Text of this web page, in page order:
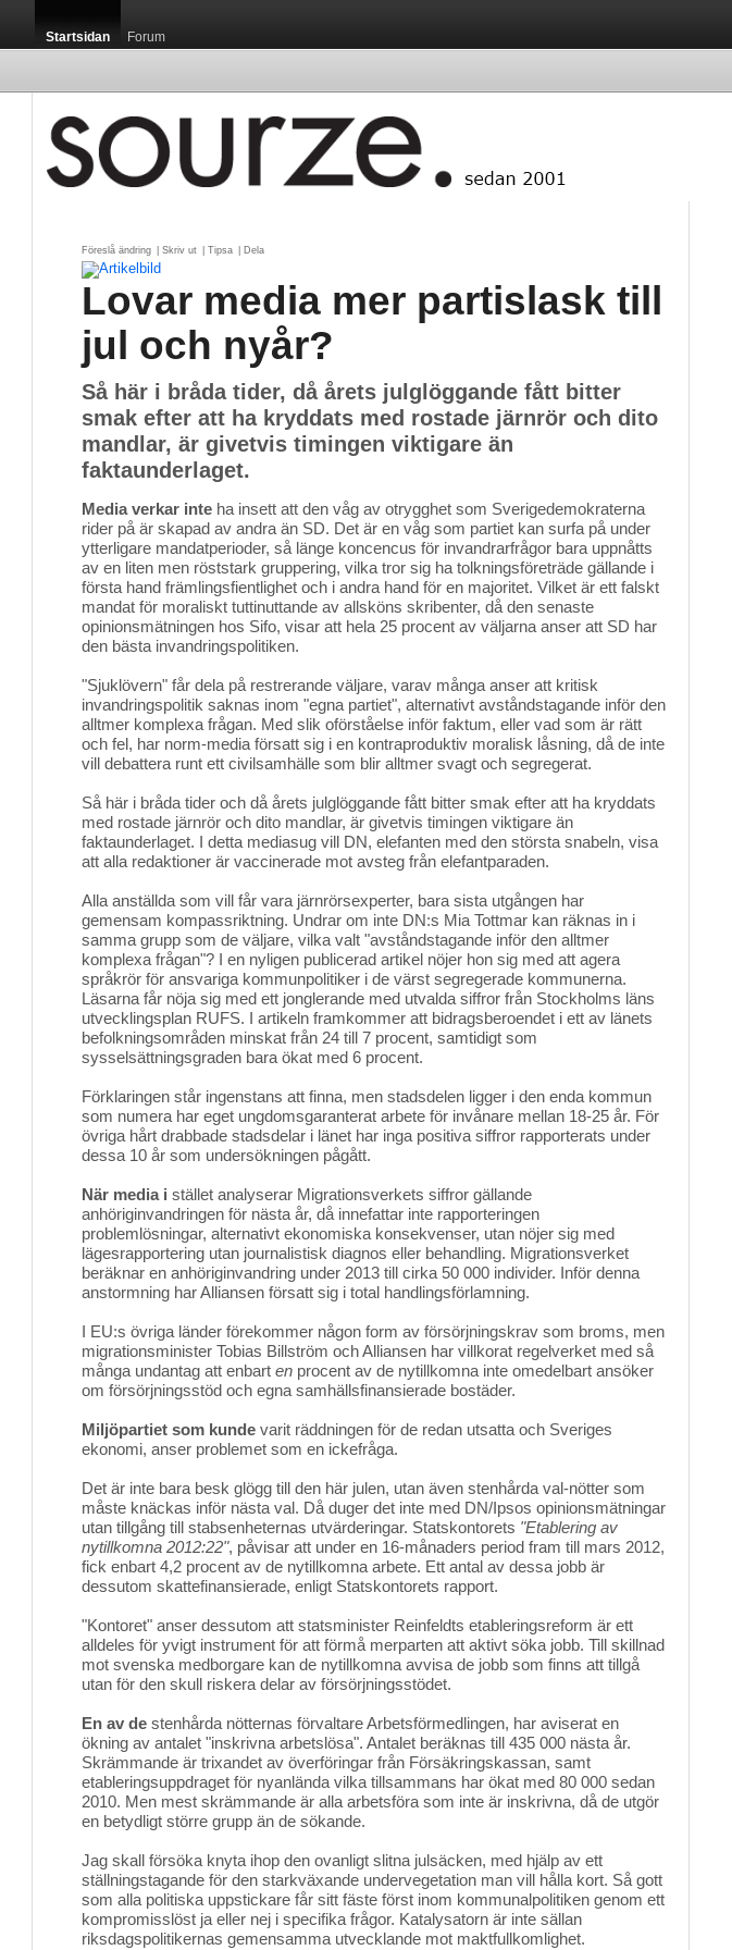
Startsidan Forum
Föreslå ändring Skriv ut Tipsa Dela
Lovar media mer partislask till
jul och nyår?
Så här i bråda tider, då årets julglöggande fått bitter
smak efter att ha kryddats med rostade järnrör och dito
mandlar, är givetvis timingen viktigare än
faktaunderlaget.
Media verkar inte ha insett att den våg av otrygghet som Sverigedemokraterna
rider på är skapad av andra än SD. Det är en våg som partiet kan surfa på under
ytterligare mandatperioder, så länge koncencus för invandrarfrågor bara uppnåtts
av en liten men röststark gruppering, vilka tror sig ha tolkningsföreträde gällande i
första hand främlingsfientlighet och i andra hand för en majoritet. Vilket är ett falskt
mandat för moraliskt tuttinuttande av allsköns skribenter, då den senaste
opinionsmätningen hos Sifo, visar att hela 25 procent av väljarna anser att SD har
den bästa invandringspolitiken.
"Sjuklövern" får dela på restrerande väljare, varav många anser att kritisk
invandringspolitik saknas inom "egna partiet", alternativt avståndstagande inför den
alltmer komplexa frågan. Med slik oförståelse inför faktum, eller vad som är rätt
och fel, har norm-media försatt sig i en kontraproduktiv moralisk låsning, då de inte
vill debattera runt ett civilsamhälle som blir alltmer svagt och segregerat.
Så här i bråda tider och då årets julglöggande fått bitter smak efter att ha kryddats
med rostade järnrör och dito mandlar, är givetvis timingen viktigare än
faktaunderlaget. I detta mediasug vill DN, elefanten med den största snabeln, visa
att alla redaktioner är vaccinerade mot avsteg från elefantparaden.
Alla anställda som vill får vara järnrörsexperter, bara sista utgången har
gemensam kompassriktning. Undrar om inte DN:s Mia Tottmar kan räknas in i
samma grupp som de väljare, vilka valt "avståndstagande inför den alltmer
komplexa frågan"? I en nyligen publicerad artikel nöjer hon sig med att agera
språkrör för ansvariga kommunpolitiker i de värst segregerade kommunerna.
Läsarna får nöja sig med ett jonglerande med utvalda siffror från Stockholms läns
utvecklingsplan RUFS. I artikeln framkommer att bidragsberoendet i ett av länets
befolkningsområden minskat från 24 till 7 procent, samtidigt som
sysselsättningsgraden bara ökat med 6 procent.
Förklaringen står ingenstans att finna, men stadsdelen ligger i den enda kommun
som numera har eget ungdomsgaranterat arbete för invånare mellan 18-25 år. För
övriga hårt drabbade stadsdelar i länet har inga positiva siffror rapporterats under
dessa 10 år som undersökningen pågått.
När media i stället analyserar Migrationsverkets siffror gällande
anhöriginvandringen för nästa år, då innefattar inte rapporteringen
problemlösningar, alternativt ekonomiska konsekvenser, utan nöjer sig med
lägesrapportering utan journalistisk diagnos eller behandling. Migrationsverket
beräknar en anhöriginvandring under 2013 till cirka 50 000 individer. Inför denna
anstormning har Alliansen försatt sig i total handlingsförlamning.
I EU:s övriga länder förekommer någon form av försörjningskrav som broms, men
migrationsminister Tobias Billström och Alliansen har villkorat regelverket med så
många undantag att enbart en procent av de nytillkomna inte omedelbart ansöker
om försörjningsstöd och egna samhällsfinansierade bostäder.
Miljöpartiet som kunde varit räddningen för de redan utsatta och Sveriges
ekonomi, anser problemet som en ickefråga.
Det är inte bara besk glögg till den här julen, utan även stenhårda val-nötter som
måste knäckas inför nästa val. Då duger det inte med DN/Ipsos opinionsmätningar
utan tillgång till stabsenheternas utvärderingar. Statskontorets "Etablering av
nytillkomna 2012:22", påvisar att under en 16-månaders period fram till mars 2012,
fick enbart 4,2 procent av de nytillkomna arbete. Ett antal av dessa jobb är
dessutom skattefinansierade, enligt Statskontorets rapport.
"Kontoret" anser dessutom att statsminister Reinfeldts etableringsreform är ett
alldeles för yvigt instrument för att förmå merparten att aktivt söka jobb. Till skillnad
mot svenska medborgare kan de nytillkomna avvisa de jobb som finns att tillgå
utan för den skull riskera delar av försörjningsstödet.
En av de stenhårda nötternas förvaltare Arbetsförmedlingen, har aviserat en
ökning av antalet "inskrivna arbetslösa". Antalet beräknas till 435 000 nästa år.
Skrämmande är trixandet av överföringar från Försäkringskassan, samt
etableringsuppdraget för nyanlända vilka tillsammans har ökat med 80 000 sedan
2010. Men mest skrämmande är alla arbetsföra som inte är inskrivna, då de utgör
en betydligt större grupp än de sökande.
Jag skall försöka knyta ihop den ovanligt slitna julsäcken, med hjälp av ett
ställningstagande för den starkväxande undervegetation man vill hålla kort. Så gott
som alla politiska uppstickare får sitt fäste först inom kommunalpolitiken genom ett
kompromisslöst ja eller nej i specifika frågor. Katalysatorn är inte sällan
riksdagspolitikernas gemensamma utvecklande mot maktfullkomlighet.